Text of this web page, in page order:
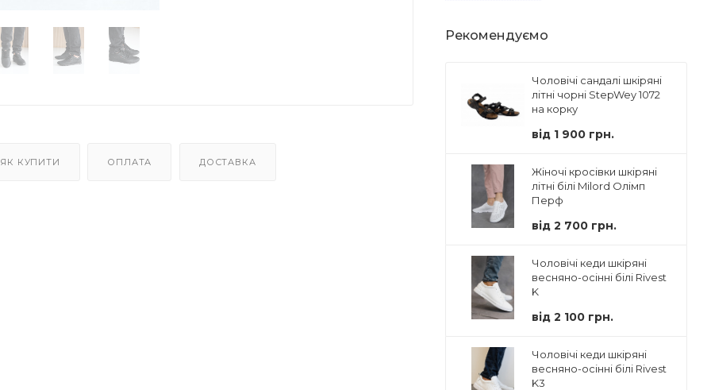
ЯК КУПИТИ ОПЛАТА ДОСТАВКА
Рекомендуємо
Чоловічі сандалі шкіряні
літні чорні StepWey 1072
на корку
від 1 900 грн.
Жіночі кросівки шкіряні
літні білі Milord Олімп
Перф
від 2 700 грн.
Чоловічі кеди шкіряні
весняно-осінні білі Rivest
K
від 2 100 грн.
Чоловічі кеди шкіряні
весняно-осінні білі Rivest
K3